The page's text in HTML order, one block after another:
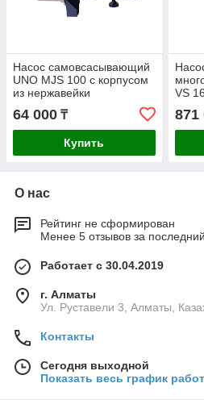
Насос самовсасывающий
UNO MJS 100 с корпусом
из нержавейки
64 000 ₸
Купить
VS
871
О нас
Рейтинг не сформирован
Менее 5 отзывов за
Работает с 30.04.2019
г. Алматы
Ул. Руставели 3, Алматы,
Контакты
Сегодня выходной
Показать весь график